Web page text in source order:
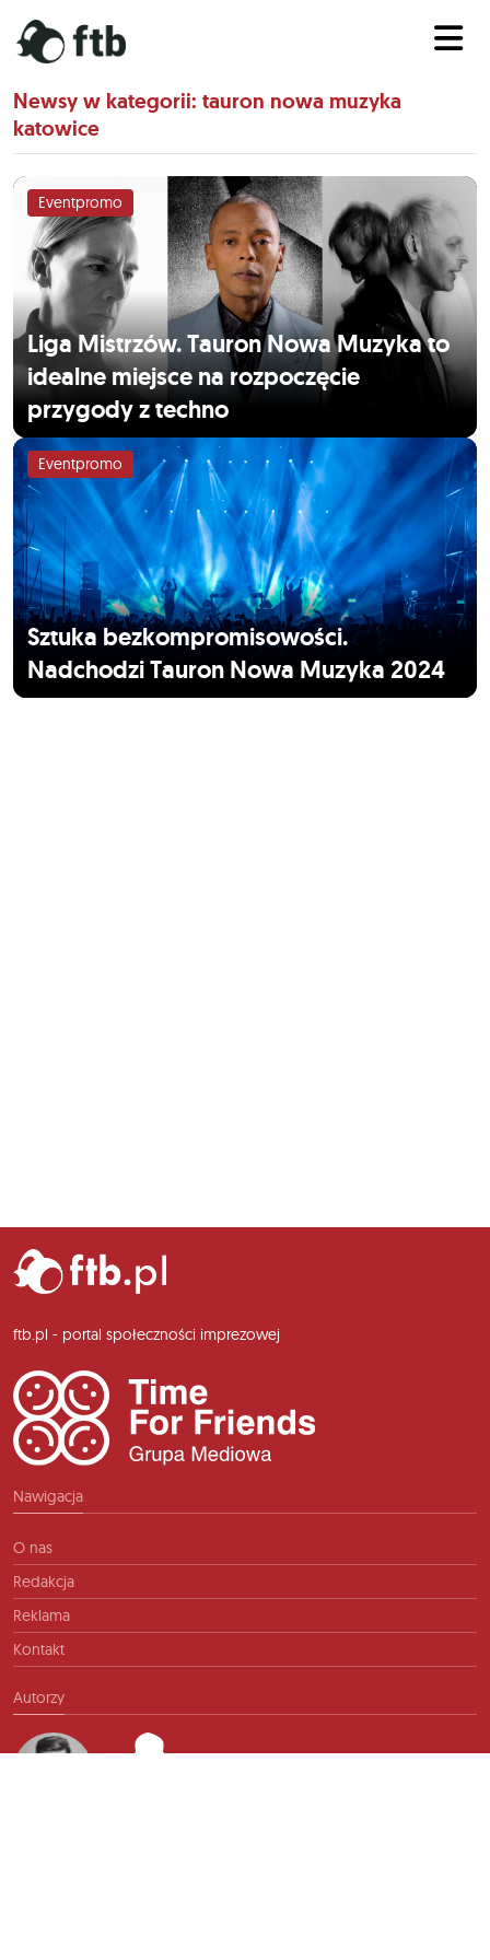
Newsy w kategorii: tauron nowa muzyka
katowice
Liga Mistrzów. Tauron Nowa Muzyka to
idealne miejsce na rozpoczęcie
przygody z techno
Eventpromo
Sztuka bezkompromisowości.
Nadchodzi Tauron Nowa Muzyka 2024
Eventpromo
ftb.pl - portal społeczności imprezowej
Nawigacja
O nas
Redakcja
Reklama
Kontakt
Autorzy